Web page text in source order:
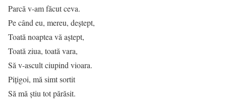
Parcă v-am făcut ceva.
Pe când eu, mereu, deştept,
Toată noaptea vă aştept,
Toată ziua, toată vara,
Să v-ascult ciupind vioara.
Piţigoi, mă simt sortit
Să mă ştiu tot părăsit.